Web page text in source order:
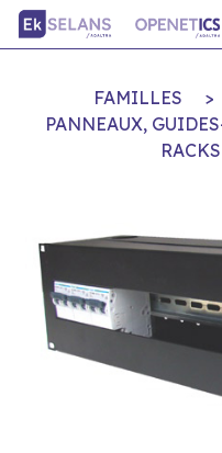
FAMILLES >
PANNEAUX,
RACKS